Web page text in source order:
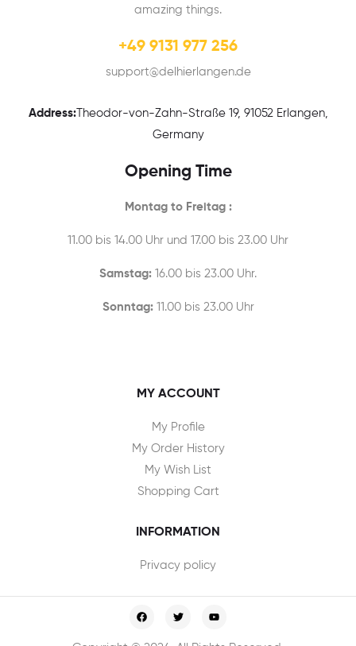
amazing things.
+49 9131 977 256
support@delhierlangen.de
Address:Theodor-von-Zahn-Straße 19, 91052 Erlangen,
Germany
Opening Time
Montag to Freitag :
11.00 bis 14.00 Uhr und 17.00 bis 23.00 Uhr
Samstag: 16.00 bis 23.00 Uhr.
Sonntag:11.00 bis 23.00 Uhr
MY ACCOUNT
My Profile
My Order History
My Wish List
Shopping Cart
INFORMATION
Privacy policy